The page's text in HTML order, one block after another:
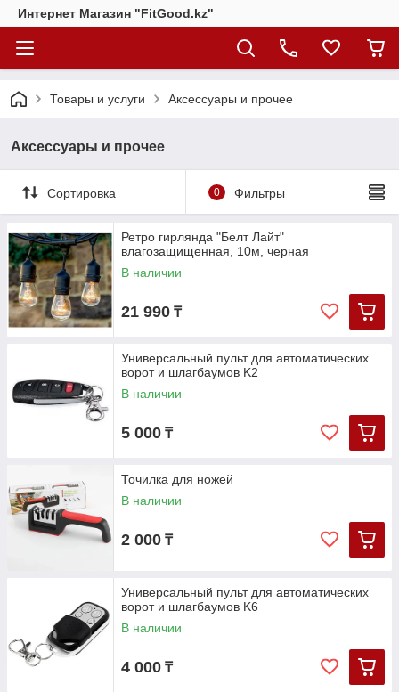
Интернет Магазин "FitGood.kz"
Товары и услуги Аксессуары и прочее
Аксессуары и прочее
Сортировка 0 Фильтры
Ретро гирлянда "Белт Лайт"
влагозащищенная, 10м, черная
В наличии
21 990 ₸
Универсальный пульт для автоматических
ворот и шлагбаумов K2
В наличии
5 000 ₸
Точилка для ножей
В наличии
2 000 ₸
Универсальный пульт для автоматических
ворот и шлагбаумов K6
В наличии
4 000 ₸